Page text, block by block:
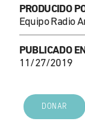
PRODUCIDO
Equipo Radio
PUBLICADO
11/27/2019
DONAR